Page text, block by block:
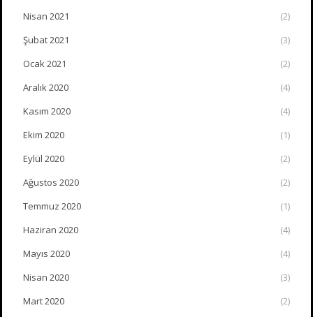
Nisan 2021
(2)
Şubat 2021
(3)
Ocak 2021
(2)
Aralık 2020
(4)
Kasım 2020
(4)
Ekim 2020
(1)
Eylül 2020
(2)
Ağustos 2020
(2)
Temmuz 2020
(1)
Haziran 2020
(4)
Mayıs 2020
(4)
Nisan 2020
(3)
Mart 2020
(2)